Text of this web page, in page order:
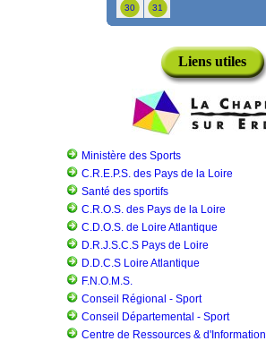
30 31
Liens utiles
Ministère des Sports
C.R.E.P.S. des Pays de la Loire
Santé des sportifs
C.R.O.S. des Pays de la Loire
C.D.O.S. de Loire Atlantique
D.R.J.S.C.S Pays de Loire
D.D.C.S Loire Atlantique
F.N.O.M.S.
Conseil Régional - Sport
Conseil Départemental - Sport
Centre de Ressources & d'Information